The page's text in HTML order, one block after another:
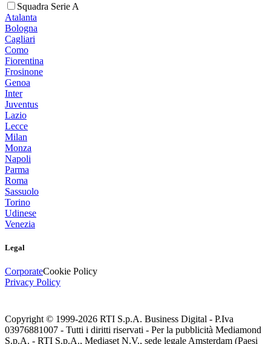
Squadra Serie A
Atalanta
Bologna
Cagliari
Como
Fiorentina
Frosinone
Genoa
Inter
Juventus
Lazio
Lecce
Milan
Monza
Napoli
Parma
Roma
Sassuolo
Torino
Udinese
Venezia
Legal
CorporateCookie Policy
Privacy Policy
Copyright © 1999-2026 RTI S.p.A. Business Digital - P.Iva
03976881007 - Tutti i diritti riservati - Per la pubblicità Mediamond
S.p.A. - RTI S.p.A., Mediaset N.V., sede legale Amsterdam (Paesi